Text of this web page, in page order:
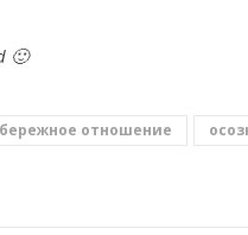
🙂
бережное отношение